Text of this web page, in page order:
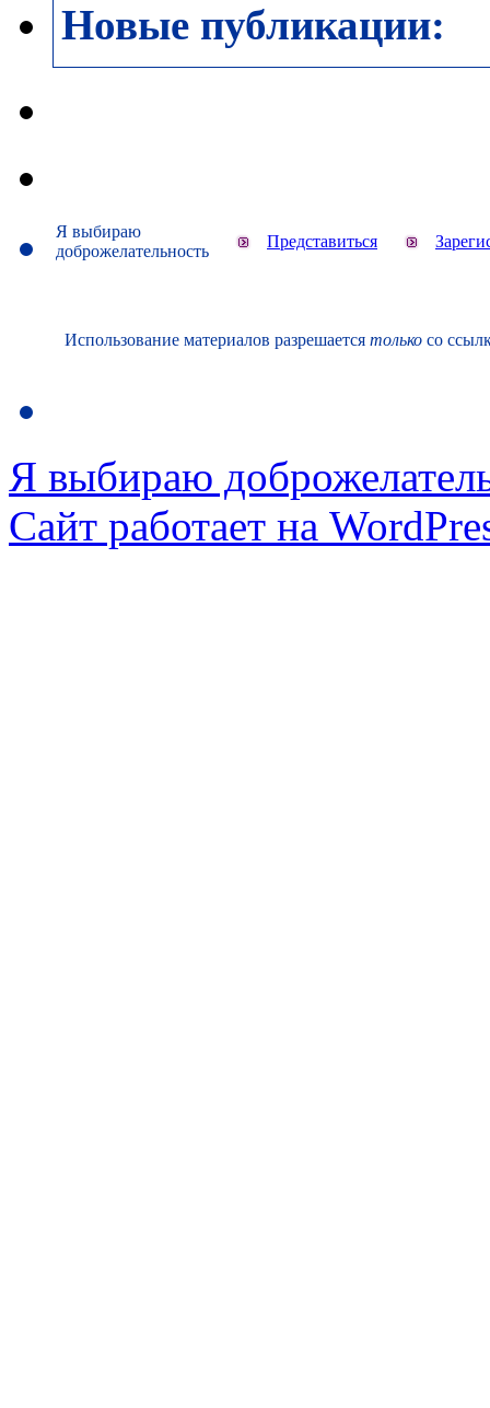
Новые публикации:
Я выбираю
доброжелательность
Представиться
Использование материалов разрешается только со
Я выбираю
Сайт работает на